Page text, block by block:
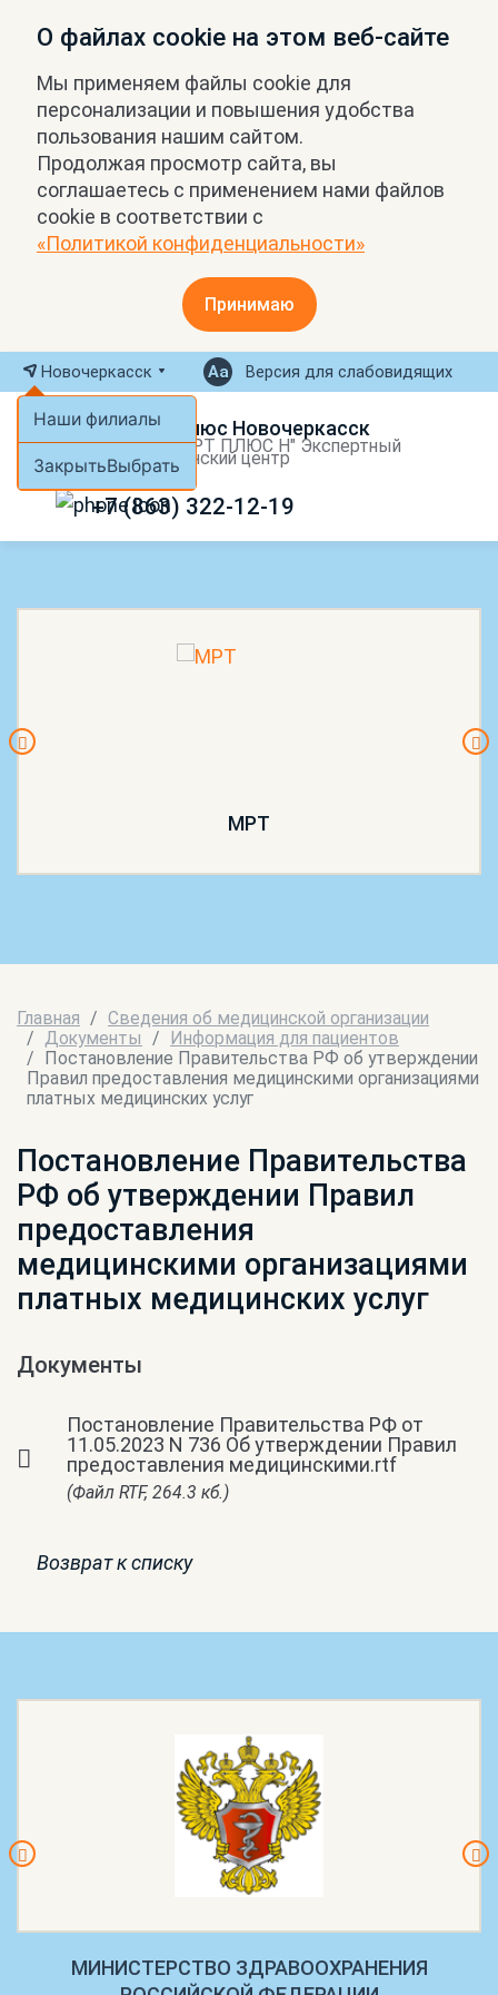
О файлах cookie на этом веб-сайте
Мы применяем файлы cookie для
персонализации и повышения удобства
пользования нашим сайтом.
Продолжая просмотр сайта, вы
соглашаетесь с применением нами файлов
cookie в соответствии с
«Политикой конфиденциальности»
Принимаю
Новочеркасск
Наши филиалы
ЗакрытьВыбрать
Версия для слабовидящих
МРТ Плюс Новочеркасск
ООО "МРТ ПЛЮС Н" Экспертный
медицинский центр
+7 (863) 322-12-19
МРТ
Главная
Сведения об медицинской организации
Документы
Информация для пациентов
Постановление Правительства РФ об утверждении
Правил предоставления медицинскими организациями
платных медицинских услуг
Постановление Правительства
РФ об утверждении Правил
предоставления
медицинскими организациями
платных медицинских услуг
Документы
Постановление Правительства РФ от
11.05.2023 N 736 Об утверждении Правил
предоставления медицинскими.rtf
(Файл RTF, 264.3 кб.)
Возврат к списку
МИНИСТЕРСТВО ЗДРАВООХРАНЕНИЯ